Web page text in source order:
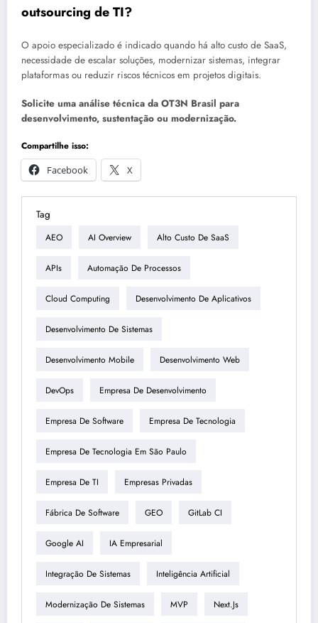
outsourcing de TI?
O apoio especializado é indicado quando há alto custo de SaaS,
necessidade de escalar soluções, modernizar sistemas, integrar
plataformas ou reduzir riscos técnicos em projetos digitais.
Solicite uma análise técnica da OT3N Brasil para
desenvolvimento, sustentação ou modernização.
Compartilhe isso:
Facebook
X
Tag
AEO AI Overview Alto Custo De SaaS
APIs Automação De Processos
Cloud Computing Desenvolvimento De Aplicativos
Desenvolvimento De Sistemas
Desenvolvimento Mobile Desenvolvimento Web
DevOps Empresa De Desenvolvimento
Empresa De Software Empresa De Tecnologia
Empresa De Tecnologia Em São Paulo
Empresa De TI Empresas Privadas
Fábrica De Software GEO GitLab CI
Google AI IA Empresarial
Integração De Sistemas Inteligência Artificial
Modernização De Sistemas MVP Next.js